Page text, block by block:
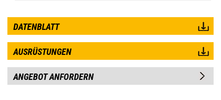
DATENBLATT
AUSRÜSTUNGEN
ANGEBOT ANFORDERN